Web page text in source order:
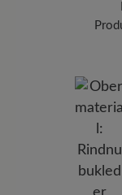
E-mail: